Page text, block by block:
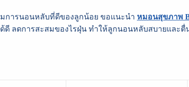
ารนอนหลับที่ดีของลูกน้อย ขอแนะนำ หมอนสุขภาพ
ดี ลดการสะสมของไรฝุ่น ทำให้ลูกนอนหลับสบายและตื่